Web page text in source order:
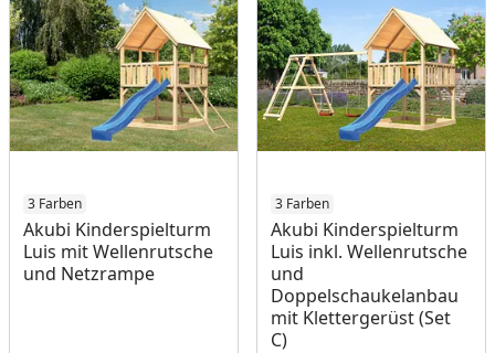
3 Farben
Akubi Kinderspielturm
Luis mit Wellenrutsche
und Netzrampe
3 Farben
Akubi Kinderspielturm
Luis inkl. Wellenrutsche
und
Doppelschaukelanbau
mit Klettergerüst (Set
C)